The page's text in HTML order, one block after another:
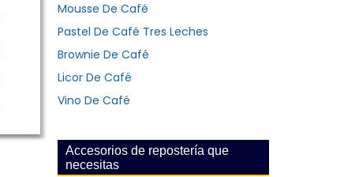
Mousse De Café
Pastel De Café Tres Leches
Brownie De Café
Licor De Café
Vino De Café
Accesorios de repostería que
necesitas